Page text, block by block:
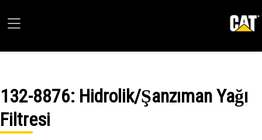
132-8876: Hidrolik/Şanzıman Yağı
Filtresi